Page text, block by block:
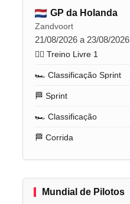
GP da Holanda
Zandvoort
21/08/2026 a 23/08/2026
🏋️‍♂️ Treino Livre 1
🏎️ Classificação Sprint
🏁 Sprint
🏎️ Classificação
🏁 Corrida
Mundial de Pilotos